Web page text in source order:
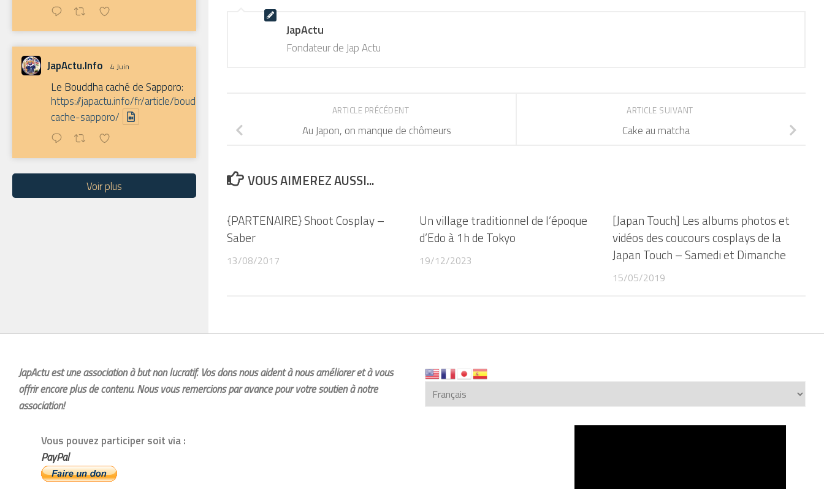
JapActu
Fondateur de Jap Actu
ARTICLE SUIVANT
Cake au matcha
ARTICLE PRÉCÉDENT
Au Japon, on manque de chômeurs
VOUS AIMEREZ AUSSI...
{PARTENAIRE} Shoot Cosplay –
Saber
13/08/2017
Un village traditionnel de l’époque
d’Edo à 1h de Tokyo
19/12/2023
[Japan Touch] Les albums photos et
vidéos des coucours cosplays de la
Japan Touch – Samedi et Dimanche
15/05/2019
JapActu.Info 4 Juin
Le Bouddha caché de Sapporo:
https://japactu.info/fr/article/bouddha-
cache-sapporo/
Voir plus
JapActu est une association à but non lucratif. Vos dons nous aident à nous améliorer et à vous
offrir encore plus de contenu. Nous vous remercions par avance pour votre soutien à notre
association!
Vous pouvez participer soit via :
PayPal